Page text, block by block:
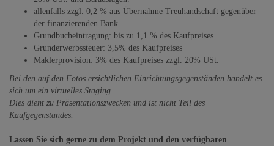
allenfalls zzgl. 0,2 % aus Übernahme Treuhandschaft gegenüber
der finanzierenden Bank
Grundbucheintragung: bis zu 1,1 % des Kaufpreises
Grunderwerbssteuer: 3,5% des Kaufpreises
Maklerprovision: 3% des Kaufpreises zzgl. 20% USt.
Bei den auf den Fotos ersichtlichen Einrichtungsgegenständen handelt es
sich um ein virtuelles Staging.
Dies dient zu Präsentationszwecken und ist nicht Teil des
Kaufgegenstandes.
Lassen Sie sich gerne zu dem Projekt und den verfügbaren